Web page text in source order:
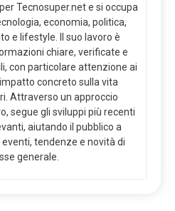
Tecnosuper.net e si occupa
economia, politica,
e lifestyle. Il suo lavoro è
chiare, verificate e
con particolare attenzione ai
concreto sulla vita
Attraverso un approccio
segue gli sviluppi più recenti
aiutando il pubblico a
tendenze e novità di
generale.